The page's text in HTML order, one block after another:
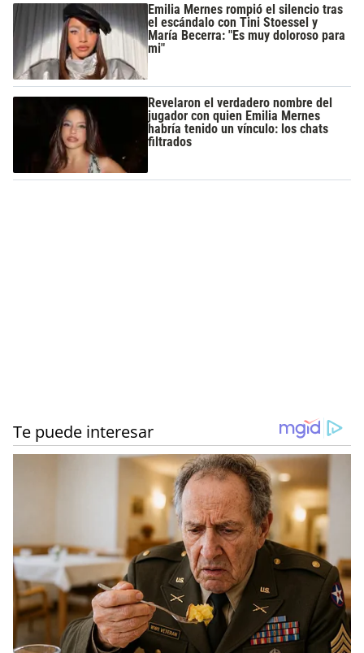
Emilia Mernes rompió el silencio tras
el escándalo con Tini Stoessel y
María Becerra: "Es muy doloroso para
mi"
Revelaron el verdadero nombre del
jugador con quien Emilia Mernes
habría tenido un vínculo: los chats
filtrados